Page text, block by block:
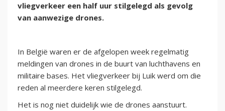
vliegverkeer een half uur stilgelegd als gevolg
van aanwezige drones.
In België waren er de afgelopen week regelmatig
meldingen van drones in de buurt van luchthavens en
militaire bases. Het vliegverkeer bij Luik werd om die
reden al meerdere keren stilgelegd.
Het is nog niet duidelijk wie de drones aanstuurt.